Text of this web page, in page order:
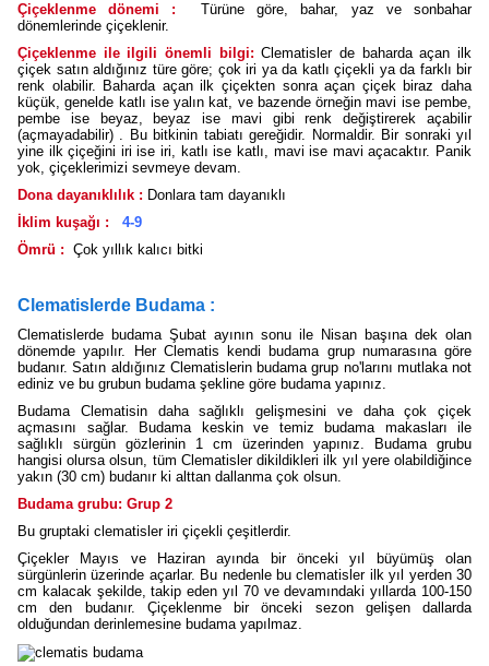
Çiçeklenme dönemi :
Türüne göre, bahar, yaz ve sonbahar
dönemlerinde çiçeklenir.
Çiçeklenme ile ilgili önemli bilgi: Clematisler de baharda açan ilk
çiçek satın aldığınız türe göre; çok iri ya da katlı çiçekli ya da farklı bir
renk olabilir. Baharda açan ilk çiçekten sonra açan çiçek biraz daha
küçük, genelde katlı ise yalın kat, ve bazende örneğin mavi ise pembe,
pembe ise beyaz, beyaz ise mavi gibi renk değiştirerek açabilir
(açmayadabilir) . Bu bitkinin tabiatı gereğidir. Normaldir. Bir sonraki yıl
yine ilk çiçeğini iri ise iri, katlı ise katlı, mavi ise mavi açacaktır. Panik
yok, çiçeklerimizi sevmeye devam.
Dona dayanıklılık : Donlara tam dayanıklı
İklim kuşağı :
4-9
Ömrü : Çok yıllık kalıcı bitki
Clematislerde Budama :
Clematislerde budama Şubat ayının sonu ile Nisan başına dek olan
dönemde yapılır. Her Clematis kendi budama grup numarasına göre
budanır. Satın aldığınız Clematislerin budama grup no'larını mutlaka not
ediniz ve bu grubun budama şekline göre budama yapınız.
Budama Clematisin daha sağlıklı gelişmesini ve daha çok çiçek
açmasını sağlar. Budama keskin ve temiz budama makasları ile
sağlıklı sürgün gözlerinin 1 cm üzerinden yapınız. Budama grubu
hangisi olursa olsun, tüm Clematisler dikildikleri ilk yıl yere olabildiğince
yakın (30 cm) budanır ki alttan dallanma çok olsun.
Budama grubu: Grup 2
Bu gruptaki clematisler iri çiçekli çeşitlerdir.
Çiçekler Mayıs ve Haziran ayında bir önceki yıl büyümüş olan
sürgünlerin üzerinde açarlar. Bu nedenle bu clematisler ilk yıl yerden 30
cm kalacak şekilde, takip eden yıl 70 ve devamındaki yıllarda 100-150
cm den budanır. Çiçeklenme bir önceki sezon gelişen dallarda
olduğundan derinlemesine budama yapılmaz.